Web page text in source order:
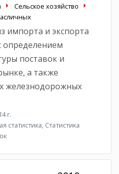
Сельское хозяйство
импорта и экспорта
определением
поставок и
а также
железнодорожных
г.
статистика, Статистика